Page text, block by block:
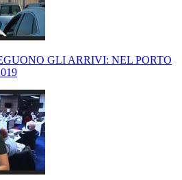
GLI ARRIVI: NEL PORTO